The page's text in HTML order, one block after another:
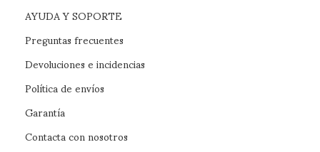
AYUDA Y SOPORTE
Preguntas frecuentes
Devoluciones e incidencias
Política de envíos
Garantía
Contacta con nosotros